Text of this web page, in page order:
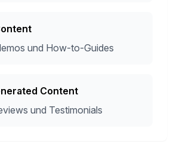
und How-to-Guides
Content
und Testimonials